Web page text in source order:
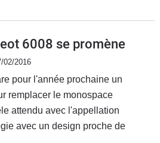
6008 se promène
02/2016
pour l'année prochaine un
remplacer le monospace
attendu avec l'appellation
avec un design proche de